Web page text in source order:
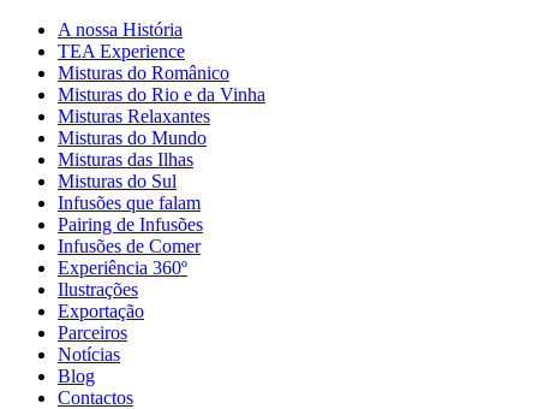
A nossa História
TEA Experience
Misturas do Românico
Misturas do Rio e da Vinha
Misturas Relaxantes
Misturas do Mundo
Misturas das Ilhas
Misturas do Sul
Infusões que falam
Pairing de Infusões
Infusões de Comer
Experiência 360º
Ilustrações
Exportação
Parceiros
Notícias
Blog
Contactos